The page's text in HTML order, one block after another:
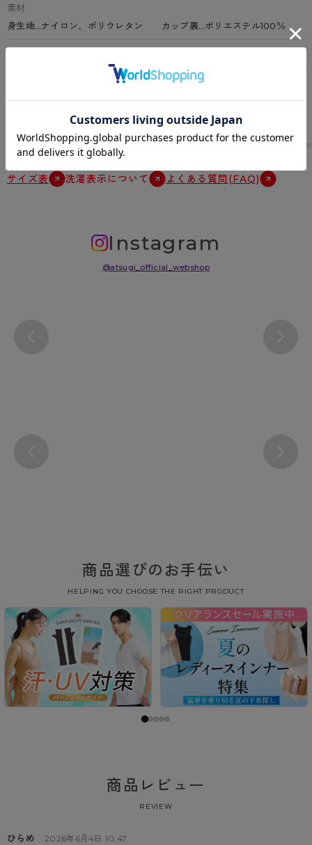
素材
身生地…ナイロン、ポリウレタン カップ裏…ポリエステル100％
吸水速乾加工、カップ裏メッシュ、パワーネット内臓、幅広ストラッ
プ、透けにくいカラー(ハニーアーモンド)あり
サイズ表 洗濯表示について よくある質問(FAQ)
Instagram
@atsugi_official_webshop
商品選びのお手伝い
HELPING YOU CHOOSE THE RIGHT PRODUCT
商品レビュー
REVIEW
ひらめ 2026年6月4日 10:47